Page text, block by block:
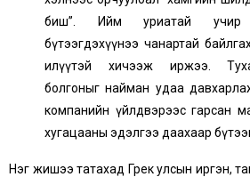
биш”. Ийм уриатай учир
бүтээгдэхүүнээ чанартай
илүүтэй хичээж иржээ.
болгоныг найман удаа давхарлаж
компанийн үйлдвэрээс гарсан
хугацааны эдэлгээ даахаар
Нэг жишээ татахад Грек улсын иргэн,